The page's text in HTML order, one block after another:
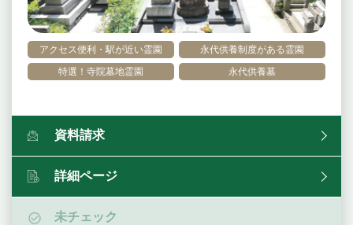
アクセス便利・駅が近い霊園
永代供養制度がある霊園
特選！寺院墓地霊園
永代供養墓
資料請求
詳細ページ
未チェック